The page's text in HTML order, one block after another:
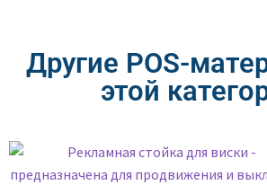
Другие POS-
этой